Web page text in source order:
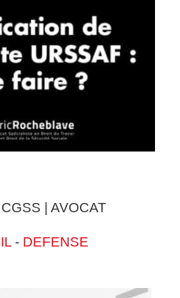
| AVOCAT
- DEFENSE